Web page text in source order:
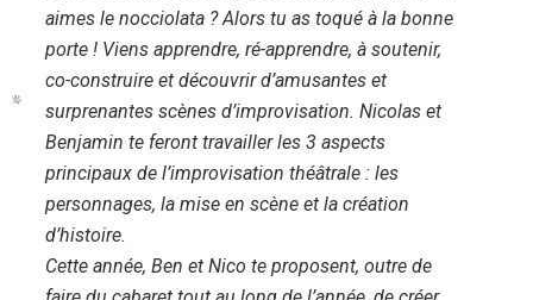
aimes le nocciolata ? Alors tu as toqué à la bonne
porte ! Viens apprendre, ré-apprendre, à soutenir,
co-construire et découvrir d’amusantes et
surprenantes scènes d’improvisation. Nicolas et
Benjamin te feront travailler les 3 aspects
principaux de l’improvisation théâtrale : les
personnages, la mise en scène et la création
d’histoire.
Cette année, Ben et Nico te proposent, outre de